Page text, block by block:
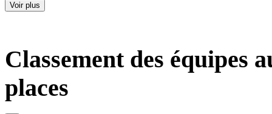
Voir plus
Classement des équipes
places